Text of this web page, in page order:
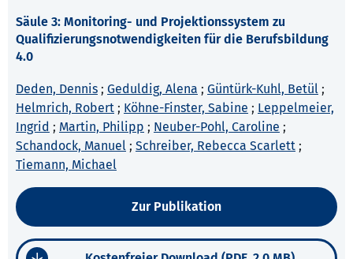
Säule 3: Monitoring- und Projektionssystem zu
Qualifizierungsnotwendigkeiten für die Berufsbildung
4.0
Deden, Dennis ; Geduldig, Alena ; Güntürk-Kuhl, Betül ;
Helmrich, Robert ; Köhne-Finster, Sabine ; Leppelmeier,
Ingrid ; Martin, Philipp ; Neuber-Pohl, Caroline ;
Schandock, Manuel ; Schreiber, Rebecca Scarlett ;
Tiemann, Michael
Zur Publikation